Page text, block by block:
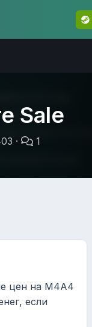
Sale
· 1
цен на M4A4
если